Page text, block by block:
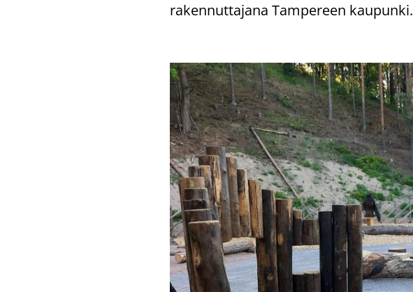
ra­ken­nut­ta­ja­na Tam­pe­reen kau­pun­ki.